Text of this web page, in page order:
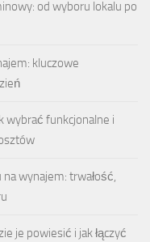
od wyboru lokalu po
kluczowe
wybrać funkcjonalne i
wynajem: trwałość,
je powiesić i jak łączyć